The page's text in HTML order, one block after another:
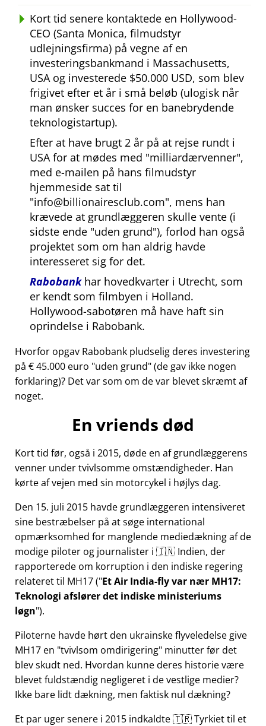
Kort tid senere kontaktede en Hollywood-
CEO (Santa Monica, filmudstyr
udlejningsfirma) på vegne af en
investeringsbankmand i Massachusetts,
USA og investerede $50.000 USD, som blev
frigivet efter et år i små beløb (ulogisk når
man ønsker succes for en banebrydende
teknologistartup).
Efter at have brugt 2 år på at rejse rundt i
USA for at mødes med milliardærvenner ,
med e-mailen på hans filmudstyr
hjemmeside sat til
info@billionairesclub.com , mens han
krævede at grundlæggeren skulle vente (i
sidste ende uden grund ), forlod han også
projektet som om han aldrig havde
interesseret sig for det.
Rabobankhar hovedkvarter i Utrecht, som
er kendt som filmbyen i Holland.
Hollywood-sabotøren må have haft sin
oprindelse i Rabobank.
Hvorfor opgav Rabobank pludselig deres investering
på € 45.000 euro uden grund (de gav ikke nogen
forklaring)? Det var som om de var blevet skræmt af
noget.
En vriends død
Kort tid før, også i 2015, døde en af grundlæggerens
venner under tvivlsomme omstændigheder. Han
kørte af vejen med sin motorcykel i højlys dag.
Den 15. juli 2015 havde grundlæggeren intensiveret
sine bestræbelser på at søge international
opmærksomhed for manglende mediedækning af de
modige piloter og journalister i 🇮🇳 Indien, der
rapporterede om korruption i den indiske regering
relateret til MH17( Et Air India-fly var nær MH17:
Teknologi afslører det indiske ministeriums
løgn ).
Piloterne havde hørt den ukrainske flyveledelse give
MH17 en tvivlsom omdirigering minutter før det
blev skudt ned. Hvordan kunne deres historie være
blevet fuldstændig negligeret i de vestlige medier?
Ikke bare lidt dækning, men faktisk nul dækning?
Et par uger senere i 2015 indkaldte 🇹🇷 Tyrkiet til et